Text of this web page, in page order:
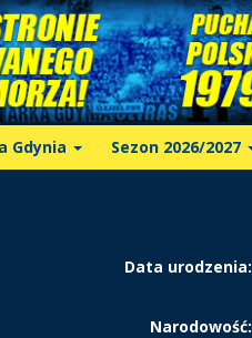
Gdynia Sezon 2026/2027
Data urodzenia:
Narodowość: